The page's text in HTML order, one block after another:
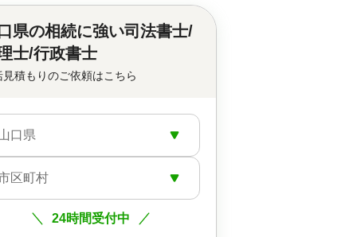
県の相続に強い司法書士/
士/行政書士
見積もりのご依頼はこちら
口県
区町村
24時間受付中